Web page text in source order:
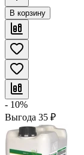
В корзину
- 10%
Выгода 35 ₽